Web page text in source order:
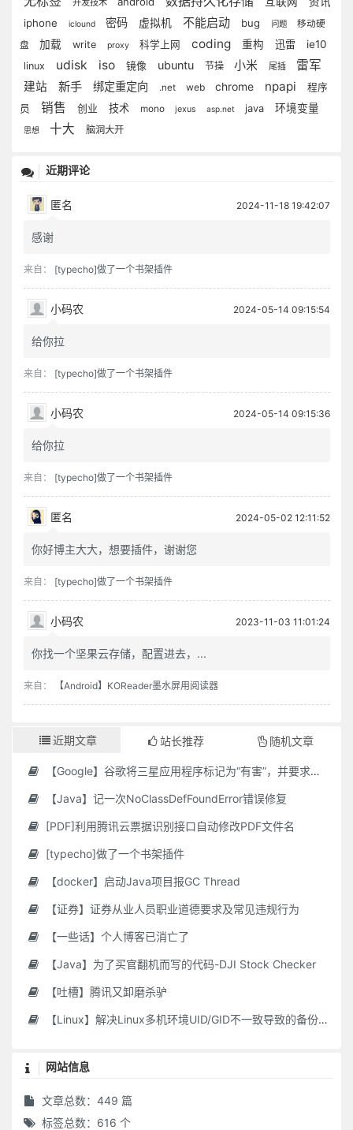
开发技术
iphone
iclound 密码 虚拟机 不能启动 bug 问题
移动硬
盘
加载 write proxy 科学上网 coding 重构 迅雷 ie10
linux udisk iso 镜像 ubuntu 节操 小米 尾插 雷军
建站 新手 绑定重定向 .net web chrome npapi
程序
员
销售 创业 技术 mono jexus asp.net java 环境变量
思想 十大 脑洞大开
近期评论
匿名 2024-11-18 19:42:07
感谢
来自： [typecho]做了一个书架插件
小码农 2024-05-14 09:15:54
给你拉
来自： [typecho]做了一个书架插件
小码农 2024-05-14 09:15:36
给你拉
来自： [typecho]做了一个书架插件
匿名 2024-05-02 12:11:52
你好博主大大，想要插件，谢谢您
来自： [typecho]做了一个书架插件
小码农 2023-11-03 11:01:24
你找一个坚果云存储，配置进去，...
来自： 【Android】KOReader墨水屏用阅读器
近期文章 站长推荐 随机文章
【Google】谷歌将三星应用程序标记为“有害”，并要求用户删除它们
【Java】记一次NoClassDefFoundError错误修复
[PDF]利用腾讯云票据识别接口自动修改PDF文件名
[typecho]做了一个书架插件
【docker】启动Java项目报GC Thread
【证券】证券从业人员职业道德要求及常见违规行为
【一些话】个人博客已消亡了
【Java】为了买官翻机而写的代码-DJI Stock Checker
【吐槽】腾讯又卸磨杀驴
【Linux】解决Linux多机环境UID/GID不一致导致的备份权限问题
网站信息
文章总数：449 篇
标签总数：616 个